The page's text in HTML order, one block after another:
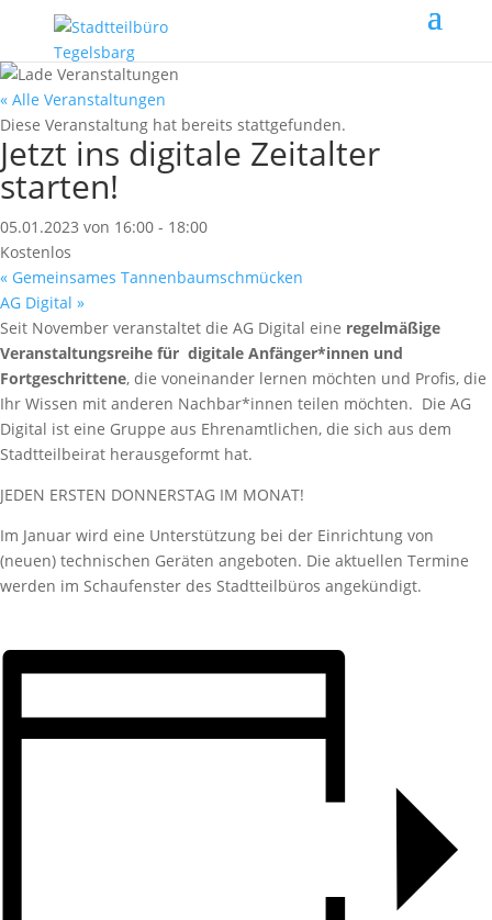
« Alle Veranstaltungen
Diese Veranstaltung hat bereits stattgefunden.
Jetzt ins digitale Zeitalter
starten!
05.01.2023 von 16:00 - 18:00
Kostenlos
« Gemeinsames Tannenbaumschmücken
AG Digital »
Seit November veranstaltet die AG Digital eine regelmäßige
Veranstaltungsreihe für digitale Anfänger*innen und
Fortgeschrittene, die voneinander lernen möchten und Profis, die
Ihr Wissen mit anderen Nachbar*innen teilen möchten. Die AG
Digital ist eine Gruppe aus Ehrenamtlichen, die sich aus dem
Stadtteilbeirat herausgeformt hat.
JEDEN ERSTEN DONNERSTAG IM MONAT!
Im Januar wird eine Unterstützung bei der Einrichtung von
(neuen) technischen Geräten angeboten. Die aktuellen Termine
werden im Schaufenster des Stadtteilbüros angekündigt.